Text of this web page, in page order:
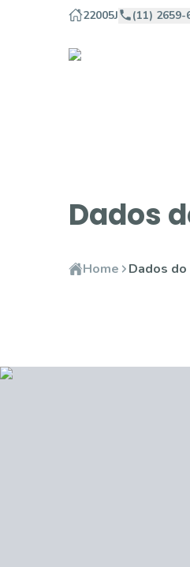
22005J (11) 2659-
Dados
Home Dados